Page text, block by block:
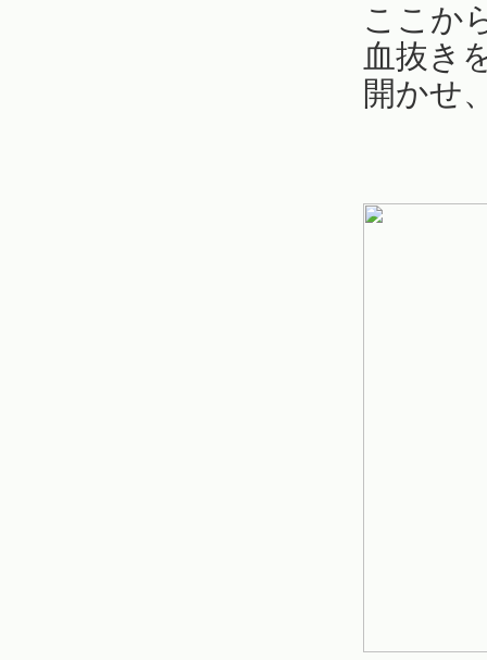
ここか
血抜き
開かせ